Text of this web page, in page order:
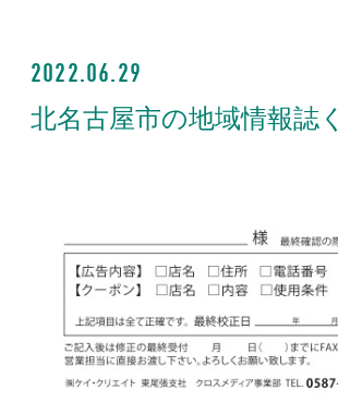
2022.06.29
北名古屋市の地域情報